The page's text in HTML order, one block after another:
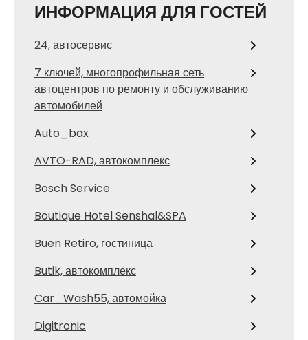
ИНФОРМАЦИЯ ДЛЯ ГОСТЕЙ
24, автосервис
7 ключей, многопрофильная сеть
автоцентров по ремонту и обслуживанию
автомобилей
Auto_bax
AVTO-RAD, автокомплекс
Bosch Service
Boutique Hotel Senshal&SPA
Buen Retiro, гостиница
Butik, автокомплекс
Car_Wash55, автомойка
Digitronic